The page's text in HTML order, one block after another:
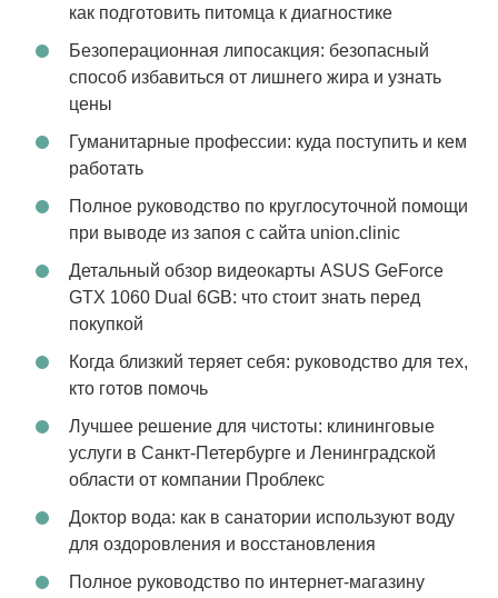
как подготовить питомца к диагностике
Безоперационная липосакция: безопасный
способ избавиться от лишнего жира и узнать
цены
Гуманитарные профессии: куда поступить и кем
работать
Полное руководство по круглосуточной помощи
при выводе из запоя с сайта union.clinic
Детальный обзор видеокарты ASUS GeForce
GTX 1060 Dual 6GB: что стоит знать перед
покупкой
Когда близкий теряет себя: руководство для тех,
кто готов помочь
Лучшее решение для чистоты: клининговые
услуги в Санкт-Петербурге и Ленинградской
области от компании Проблекс
Доктор вода: как в санатории используют воду
для оздоровления и восстановления
Полное руководство по интернет-магазину